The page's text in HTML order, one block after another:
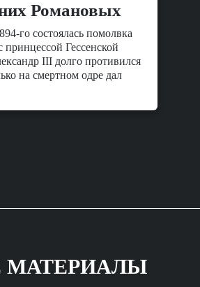
Романовых
го состоялась помолвка
Гессенской
III долго противился
на смертном одре дал